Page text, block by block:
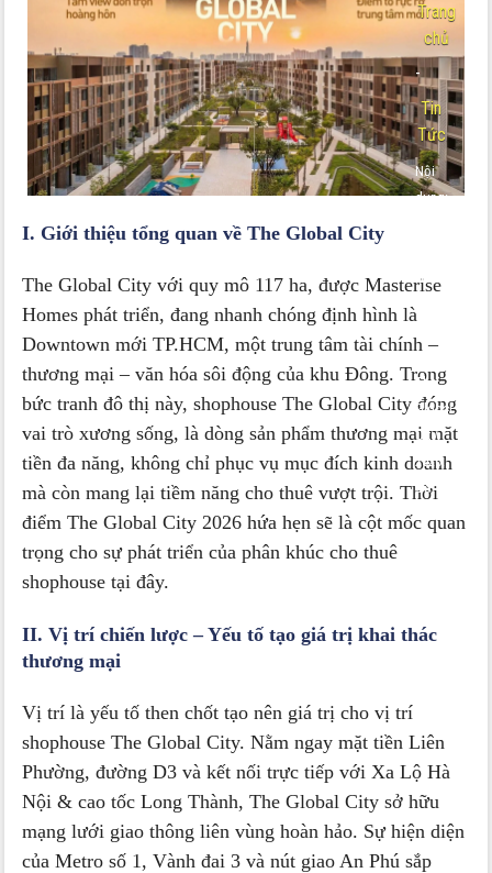
Trang
chủ
-
Tin
Tức
Nội
dung:
Hấp
Shophouse
The
Global
City
2026:
Cơ
Vững
I. Giới thiệu tổng quan về The Global City
The Global City với quy mô 117 ha, được Masterise
Homes phát triển, đang nhanh chóng định hình là
Downtown mới TP.HCM, một trung tâm tài chính –
thương mại – văn hóa sôi động của khu Đông. Trong
bức tranh đô thị này, shophouse The Global City đóng
vai trò xương sống, là dòng sản phẩm thương mại mặt
tiền đa năng, không chỉ phục vụ mục đích kinh doanh
mà còn mang lại tiềm năng cho thuê vượt trội. Thời
điểm The Global City 2026 hứa hẹn sẽ là cột mốc quan
trọng cho sự phát triển của phân khúc cho thuê
shophouse tại đây.
II. Vị trí chiến lược – Yếu tố tạo giá trị khai thác
thương mại
Vị trí là yếu tố then chốt tạo nên giá trị cho vị trí
shophouse The Global City. Nằm ngay mặt tiền Liên
Phường, đường D3 và kết nối trực tiếp với Xa Lộ Hà
Nội & cao tốc Long Thành, The Global City sở hữu
mạng lưới giao thông liên vùng hoàn hảo. Sự hiện diện
của Metro số 1, Vành đai 3 và nút giao An Phú sắp